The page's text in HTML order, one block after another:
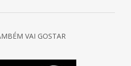
VAI GOSTAR